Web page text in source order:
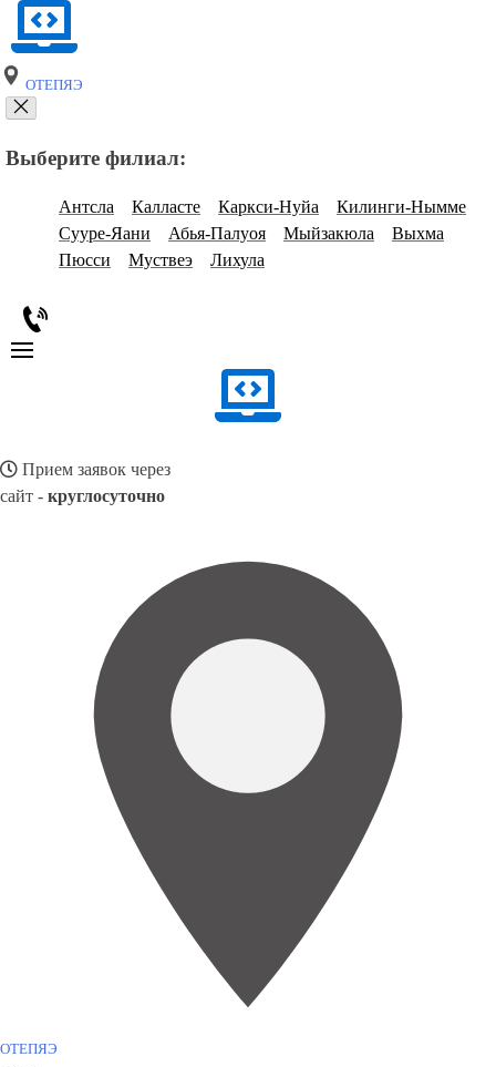
ОТЕПЯЭ
Выберите филиал:
Антсла Калласте Каркси-Нуйа
Килинги-Нымме
Сууре-Яани
Абья-Палуоя Мыйзакюла
Выхма
Пюсси
Муствеэ Лихула
Прием заявок через
сайт - круглосуточно
ОТЕПЯЭ